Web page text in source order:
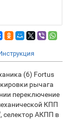
(6) Fortus
рычага
переключение
КПП
селектор АКПП в